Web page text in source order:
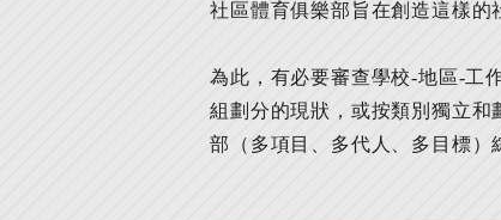
社區體育俱樂部旨在創造這樣的
為此，有必要審查學校-地區-工
組劃分的現狀，或按類別獨立
部（多項目、多代人、多目標）